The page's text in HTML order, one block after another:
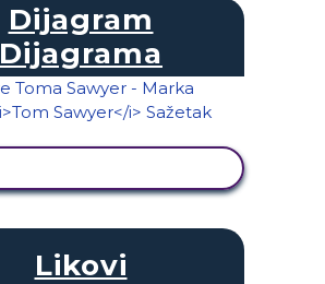
Dijagram
Dijagrama
Likovi